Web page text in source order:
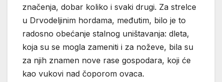
značenja, dobar koliko i svaki drugi. Za strelce
u Drvodeljinim hordama, međutim, bilo je to
radosno obećanje stalnog uništavanja: dleta,
koja su se mogla zameniti i za noževe, bila su
za njih znamen nove rase gospodara, koji će
kao vukovi nad čoporom ovaca.